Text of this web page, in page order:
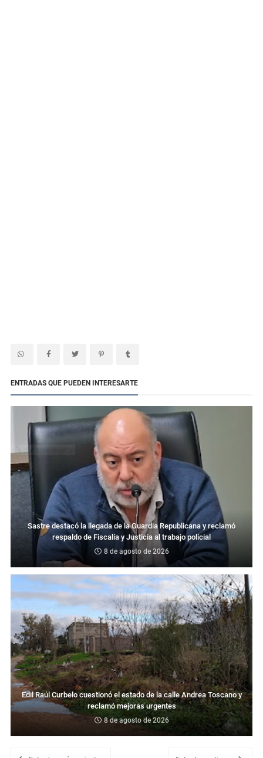
ENTRADAS QUE PUEDEN INTERESARTE
Sastre destacó la llegada de la Guardia Republicana y reclamó
respaldo de Fiscalía y Justicia al trabajo policial
8 de agosto de 2026
Edil Raúl Curbelo cuestionó el estado de la calle Andrea Toscano y
reclamó mejoras urgentes
8 de agosto de 2026